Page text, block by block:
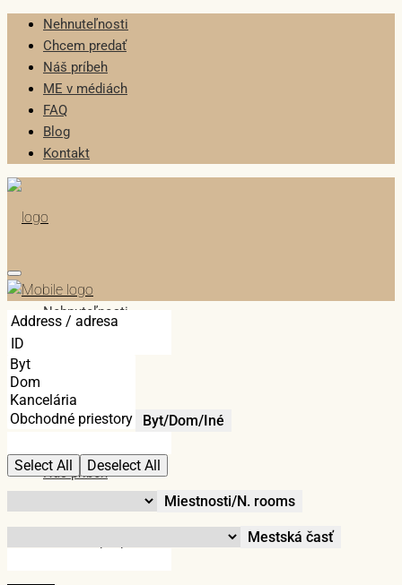
Nehnuteľnosti
Chcem predať
Náš príbeh
ME v médiách
FAQ
Blog
Kontakt
Nehnuteľnosti
Chcem predať
Náš príbeh
ME v médiách
Byt/Dom/Iné
Select All Deselect All
Miestnosti/N. rooms
Mestská časť